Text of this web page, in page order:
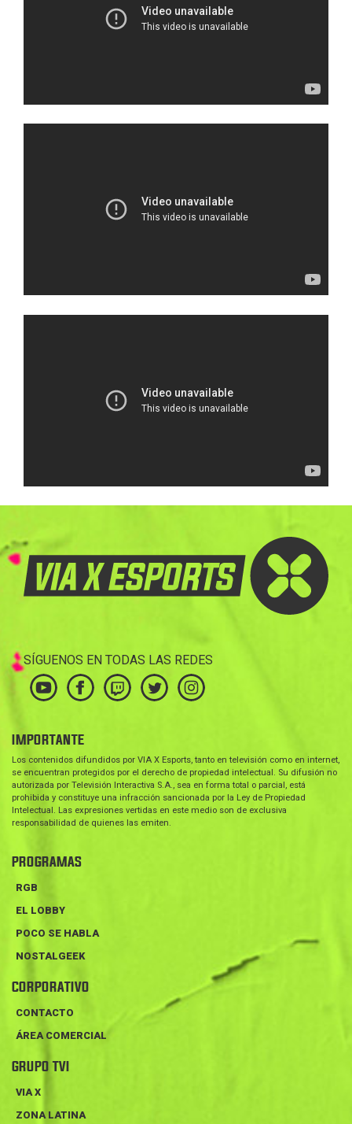
SÍGUENOS EN TODAS LAS REDES
IMPORTANTE
Los contenidos difundidos por VIA X Esports, tanto en televisión como en internet,
se encuentran protegidos por el derecho de propiedad intelectual. Su difusión no
autorizada por Televisión Interactiva S.A., sea en forma total o parcial, está
prohibida y constituye una infracción sancionada por la Ley de Propiedad
Intelectual. Las expresiones vertidas en este medio son de exclusiva
responsabilidad de quienes las emiten.
PROGRAMAS
RGB
EL LOBBY
POCO SE HABLA
NOSTALGEEK
CORPORATIVO
CONTACTO
ÁREA COMERCIAL
GRUPO TVI
VIA X
ZONA LATINA